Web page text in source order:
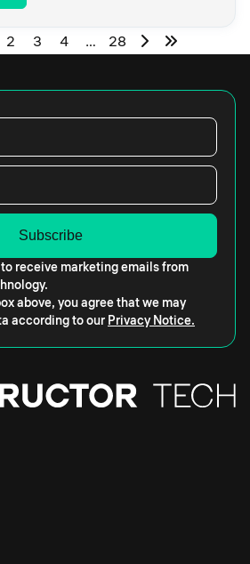
2 3 4 … 28
receive marketing emails from
above, you agree that we may
according to our Privacy Notice.